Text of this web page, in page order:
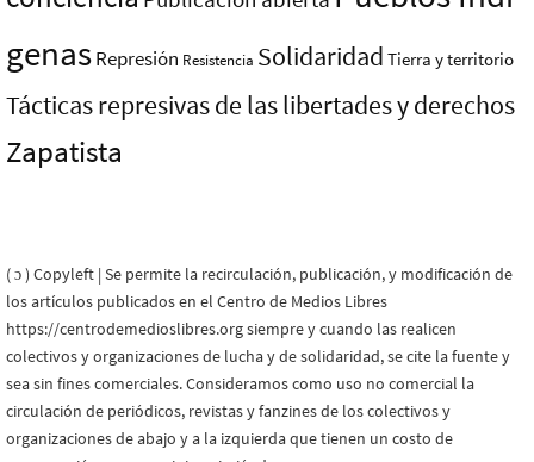
genasRepresión Resistencia Solidaridad Tierra y territorio
Tácticas represivas de las libertades y derechos
Zapatista
( ɔ ) Copyleft | Se permite la recirculación, publicación, y modificación de
los artículos publicados en el Centro de Medios Libres
https://centrodemedioslibres.org siempre y cuando las realicen
colectivos y organizaciones de lucha y de solidaridad, se cite la fuente y
sea sin fines comerciales. Consideramos como uso no comercial la
circulación de periódicos, revistas y fanzines de los colectivos y
organizaciones de abajo y a la izquierda que tienen un costo de